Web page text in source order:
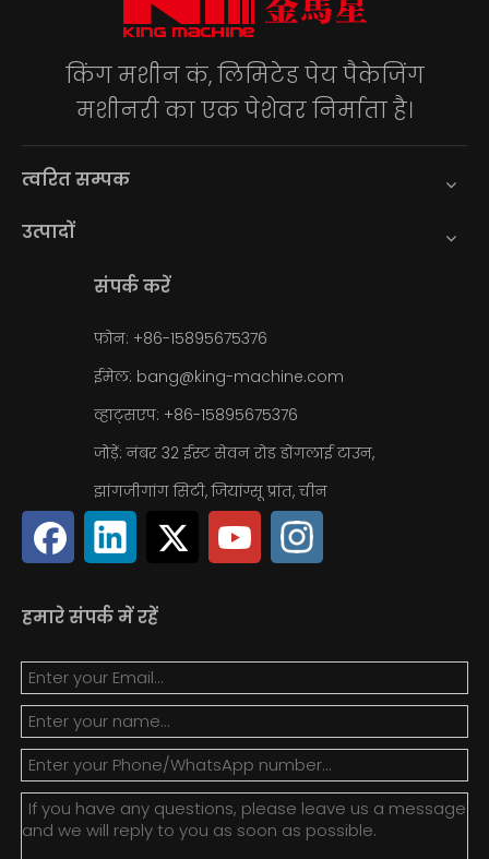
किंग मशीन कं, लिमिटेड पेय पैकेजिंग
मशीनरी का एक पेशेवर निर्माता है।
त्वरित सम्पक
उत्पादों
संपर्क करें
फ़ोन: +86-15895675376
ईमेल: bang@king-machine.com
व्हाट्सएप: +86-15895675376
जोड़ें: नंबर 32 ईस्ट सेवन रोड डोंगलाई टाउन,
झांगजीगांग सिटी, जियांग्सू प्रांत, चीन
हमारे संपर्क में रहें